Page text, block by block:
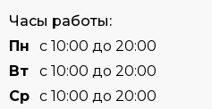
Часы работы:
Пн
с 10:00 до 20:00
Вт
с 10:00 до 20:00
Cр с 10:00 до 20:00